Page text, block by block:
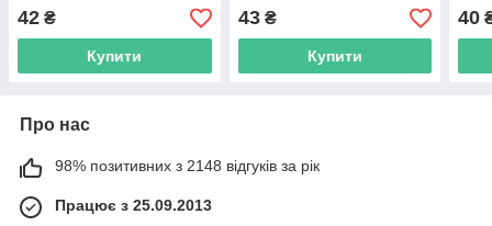
42 ₴
Купити
43₴
Купити
40
Про нас
98% позитивних з 2148 відгуків за рік
Працює з 25.09.2013